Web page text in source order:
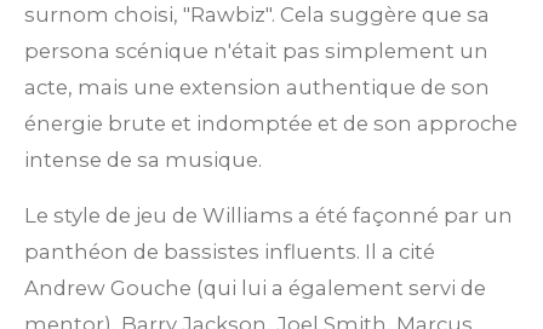
surnom choisi, "Rawbiz". Cela suggère que sa
persona scénique n'était pas simplement un
acte, mais une extension authentique de son
énergie brute et indomptée et de son approche
intense de sa musique.
Le style de jeu de Williams a été façonné par un
panthéon de bassistes influents. Il a cité
Andrew Gouche (qui lui a également servi de